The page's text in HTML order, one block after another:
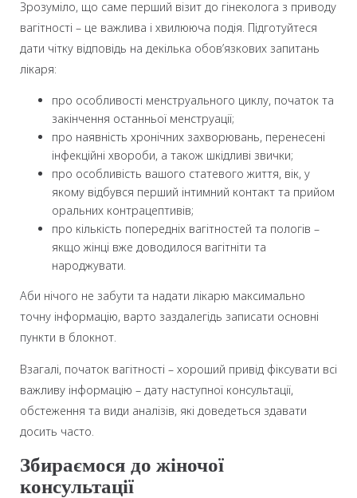
Зрозуміло, що саме перший візит до гінеколога з приводу
вагітності – це важлива і хвилююча подія. Підготуйтеся
дати чітку відповідь на декілька обов’язкових запитань
лікаря:
про особливості менструального циклу, початок та
закінчення останньої менструації;
про наявність хронічних захворювань, перенесені
інфекційні хвороби, а також шкідливі звички;
про особливість вашого статевого життя, вік, у
якому відбувся перший інтимний контакт та прийом
оральних контрацептивів;
про кількість попередніх вагітностей та пологів –
якщо жінці вже доводилося вагітніти та
народжувати.
Аби нічого не забути та надати лікарю максимально
точну інформацію, варто заздалегідь записати основні
пункти в блокнот.
Взагалі, початок вагітності – хороший привід фіксувати всі
важливу інформацію – дату наступної консультації,
обстеження та види аналізів, які доведеться здавати
досить часто.
Збираємося до жіночої
консультації